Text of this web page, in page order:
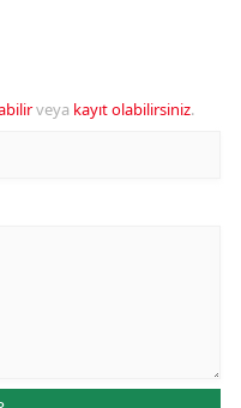
veya kayıt olabilirsiniz.